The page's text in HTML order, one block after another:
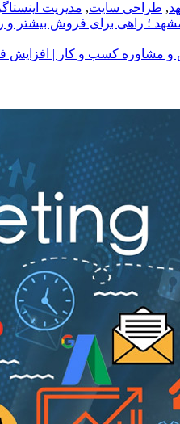
, طراحی سایت, مدیریت
؛ راهی برای فروش بیشتر
مشاوره کسب‌ و کار | افزایش